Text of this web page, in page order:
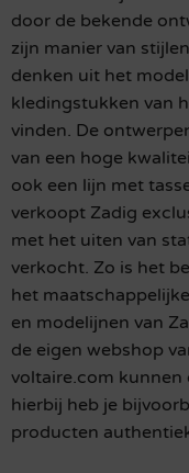
door de bekende
zijn manier van
denken uit het
kledingstukken van
vinden. De
van een hoge
ook een lijn met
verkoopt Zadig
met het uiten van
verkocht. Zo is het
het
en modelijnen van
de eigen webshop
voltaire.com kunnen
hierbij heb je
producten